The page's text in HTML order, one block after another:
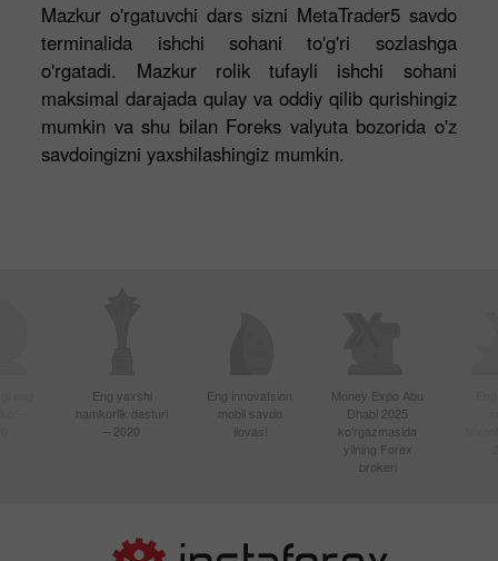
Mazkur o'rgatuvchi dars sizni MetaTrader5 savdo
terminalida ishchi sohani to'g'ri sozlashga
o'rgatadi. Mazkur rolik tufayli ishchi sohani
maksimal darajada qulay va oddiy qilib qurishingiz
mumkin va shu bilan Foreks valyuta bozorida o'z
savdoingizni yaxshilashingiz mumkin.
Eng yaxshi
hamkorlik dasturi
– 2020
Eng innovatsion
mobil savdo
ilovasi
Money Expo Abu
Dhabi 2025
ko'rgazmasida
yilning Forex
brokeri